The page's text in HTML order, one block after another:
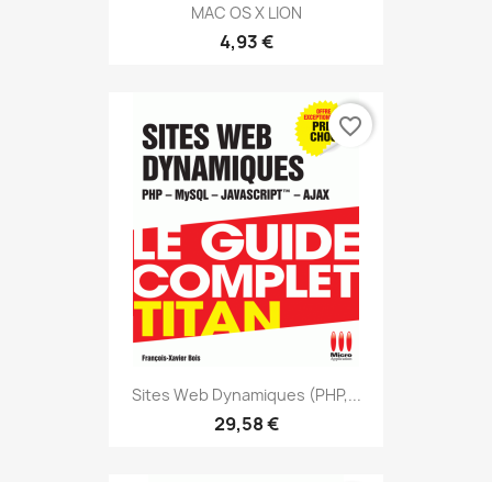
MAC OS X LION
4,93 €
Sites Web Dynamiques (PHP,...
29,58 €
favorite_border